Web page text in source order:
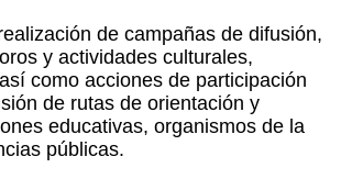
de campañas de difusión,
y actividades culturales,
como acciones de participación
de rutas de orientación y
educativas, organismos de la
públicas.